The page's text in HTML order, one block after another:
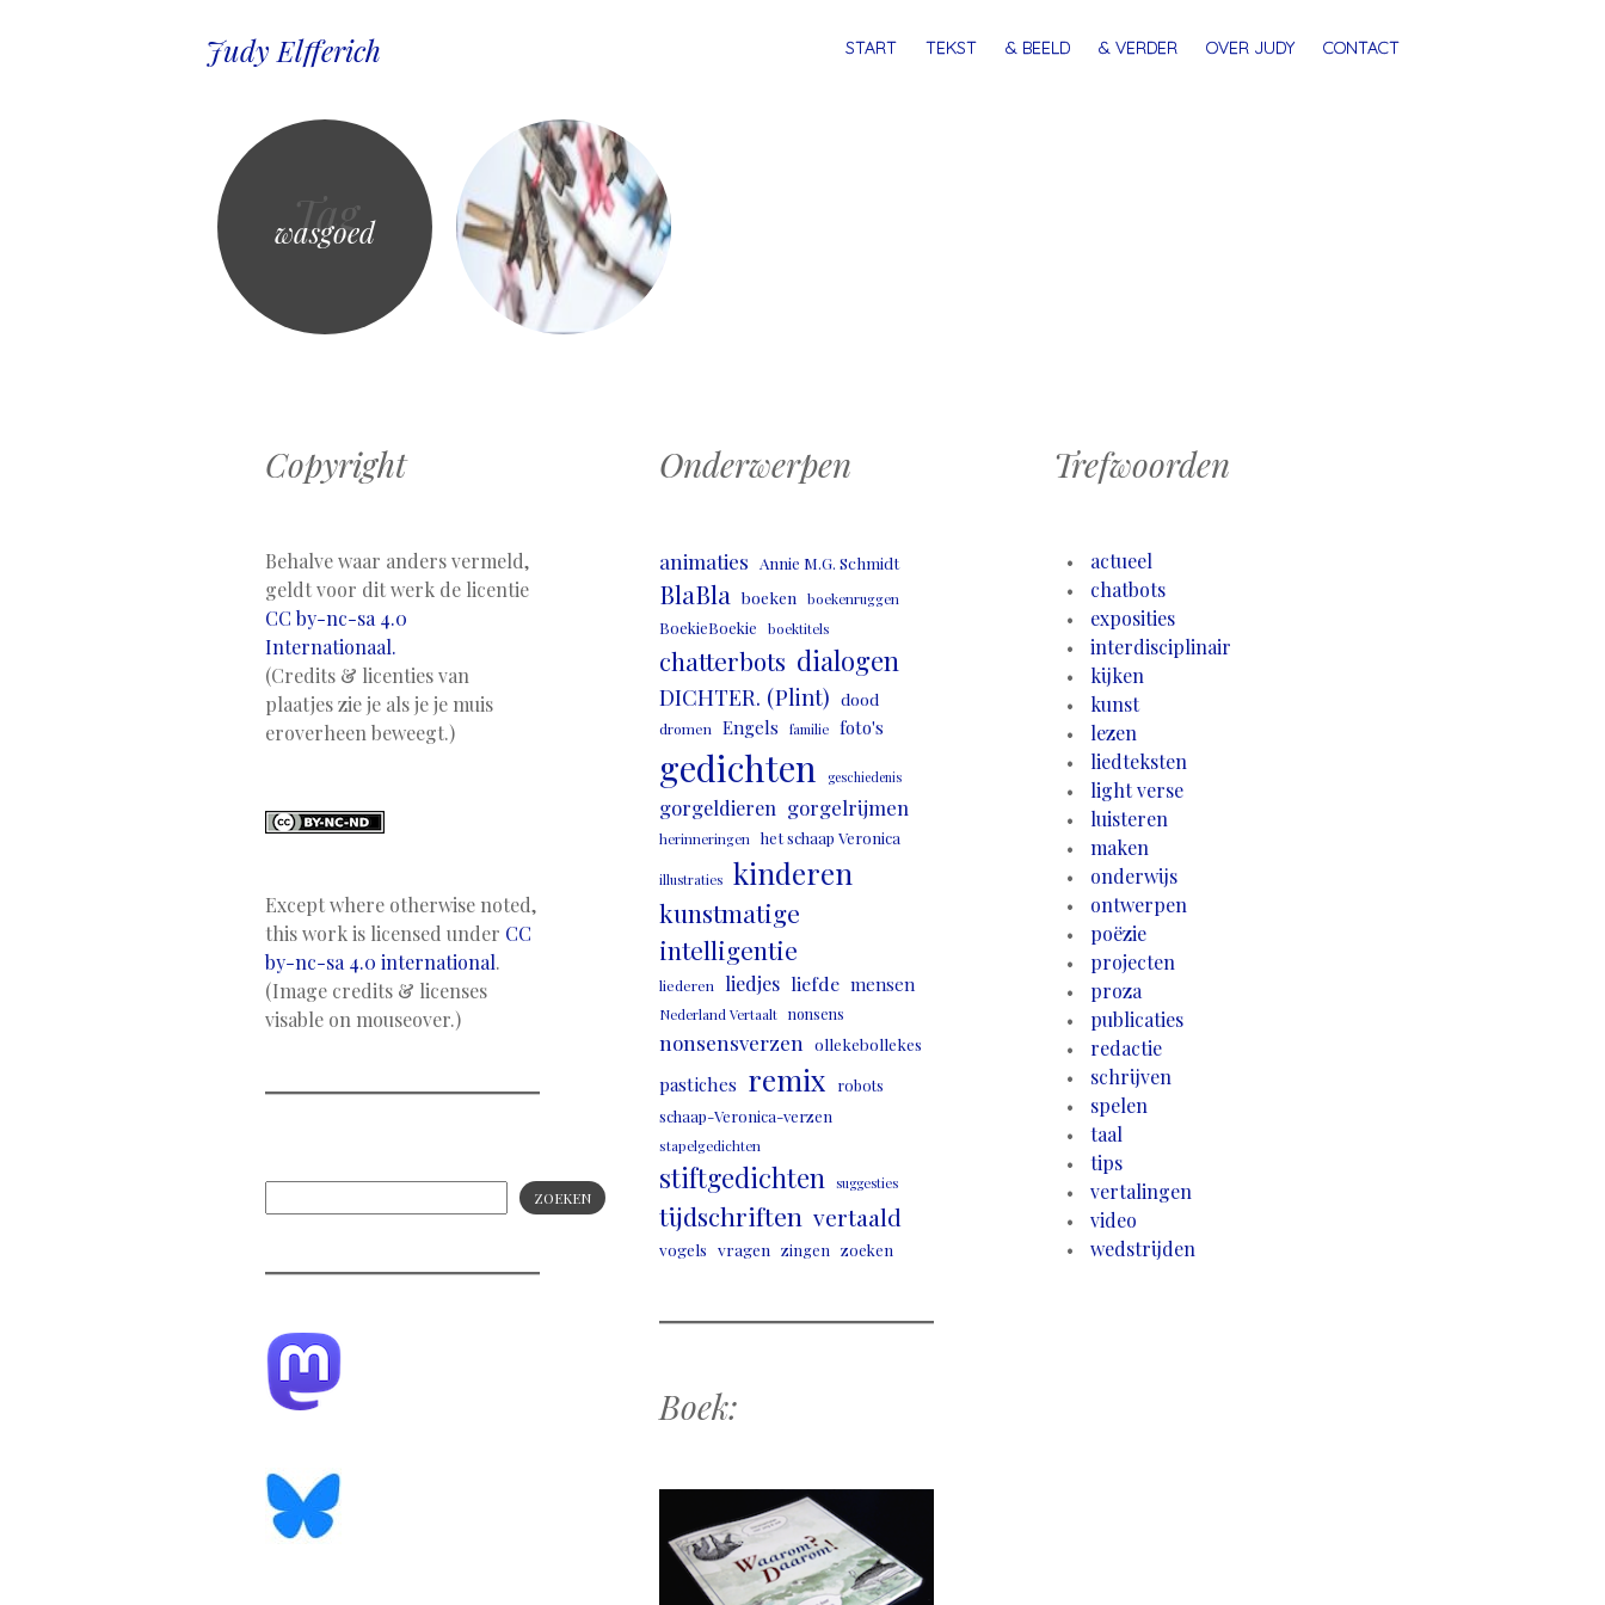
Judy Elfferich MENU
SPRINGSTART TEKST & BEELD & VERDER OVER JUDY CONTACT
Tag
wasgoed
Copyright
Behalve waar anders vermeld,
geldt voor dit werk de licentie
CC by-nc-sa 4.0
Internationaal.
(Credits & licenties van
plaatjes zie je als je je muis
eroverheen beweegt.)
Except where otherwise noted,
this work is licensed under CC
by-nc-sa 4.0 international.
(Image credits & licenses
visable on mouseover.)
ZOEKEN
Onderwerpen
animaties Annie M.G. Schmidt
BlaBla boeken boekenruggen
BoekieBoekie boektitels
chatterbots dialogen
DICHTER. (Plint) dood
dromen Engels familie foto's
gedichten geschiedenis
gorgeldieren gorgelrijmen
herinneringen het schaap Veronica
illustraties kinderen
kunstmatige
intelligentie
liederen liedjes liefde mensen
Nederland Vertaalt nonsens
nonsensverzen ollekebollekes
pastiches remix
robots
schaap-Veronica-verzen
stapelgedichten
stiftgedichten suggesties
tijdschriften vertaald
vogels vragen zingen zoeken
Boek:
Trefwoorden
actueel
chatbots
exposities
interdisciplinair
kijken
kunst
lezen
liedteksten
light verse
luisteren
maken
onderwijs
ontwerpen
poëzie
projecten
proza
publicaties
redactie
schrijven
spelen
taal
tips
vertalingen
video
wedstrijden